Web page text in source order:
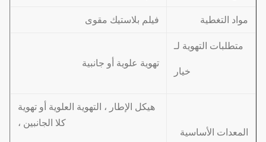
مواد التغطية فيلم بلاستيك مقوى
متطلبات التهوية لـ
خيار
تهوية علوية أو جانبية
المعدات الأساسية
هيكل الإطار ، التهوية العلوية أو تهوية
كلا الجانبين ،